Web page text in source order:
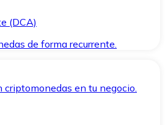
(DCA)
de forma recurrente.
criptomonedas en tu negocio.